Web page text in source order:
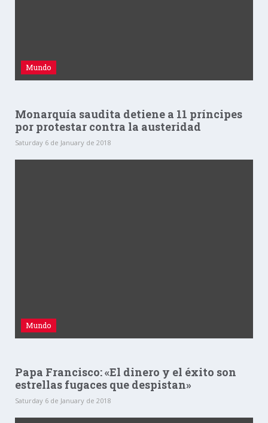
Mundo
Monarquía saudita detiene a 11 príncipes
por protestar contra la austeridad
Saturday 6 de January de 2018
Mundo
Papa Francisco: «El dinero y el éxito son
estrellas fugaces que despistan»
Saturday 6 de January de 2018